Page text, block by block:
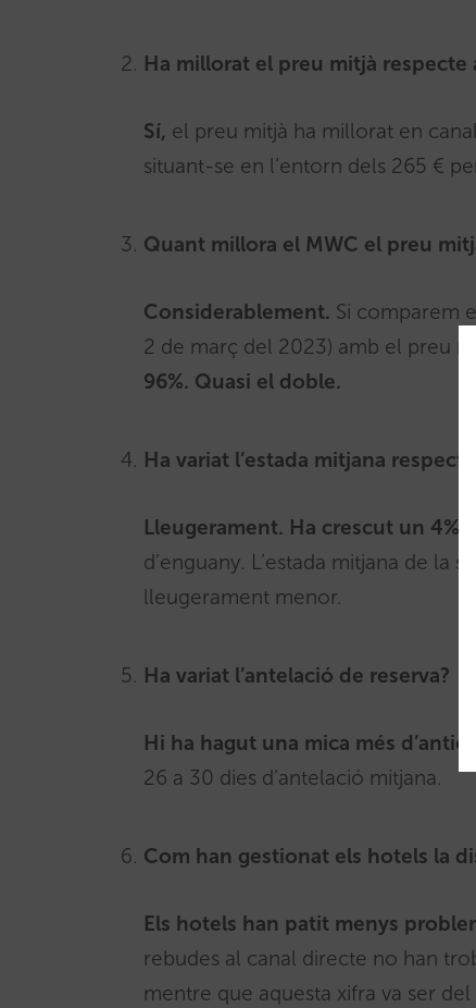
Ha millorat el preu mitjà respecte
Sí, el preu mitjà ha millorat en
situant-se en l’entorn dels 265 €
Quant millora el MWC el preu
Considerablement. Si comparem
2 de març del 2023) amb el preu
96%. Quasi el doble.
Ha variat l’estada mitjana
Lleugerament. Ha crescut un 4%
d’enguany. L’estada mitjana de la
lleugerament menor.
Ha variat l’antelació de reserva?
Hi ha hagut una mica més
26 a 30 dies d’antelació mitjana.
Com han gestionat els hotels la
Els hotels han patit menys
rebudes al canal directe no han
mentre que aquesta xifra va ser